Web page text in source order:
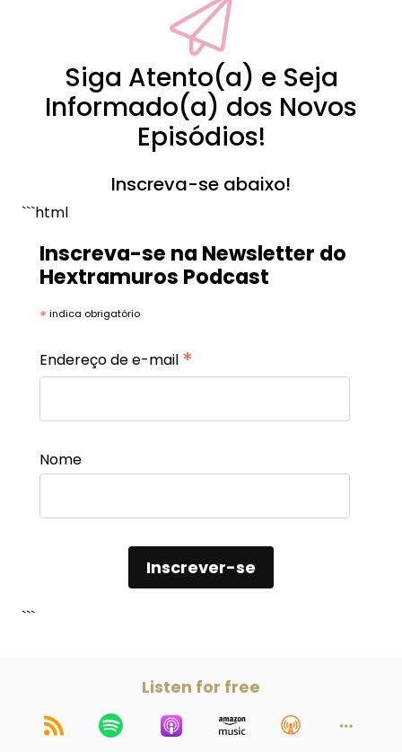
Siga Atento(a) e Seja
Informado(a) dos Novos
Episódios!
Inscreva-se abaixo!
```html
Inscreva-se na Newsletter do
Hextramuros Podcast
* indica obrigatório
Endereço de e-mail *
Nome
```
Listen for free